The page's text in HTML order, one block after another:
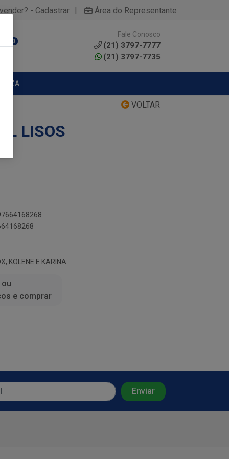
- Cadastrar | Área do Representante
0
Fale Conosco
(21) 3797-7777
(21) 3797-7735
VOLTAR
LISOS
KOLENE E KARINA
e comprar